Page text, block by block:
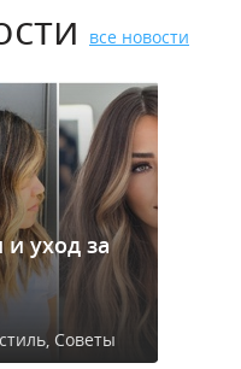
все новости
уход за
Советы